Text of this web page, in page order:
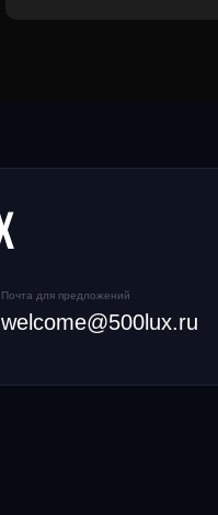
welcome@500lux.ru
Почта для предложений